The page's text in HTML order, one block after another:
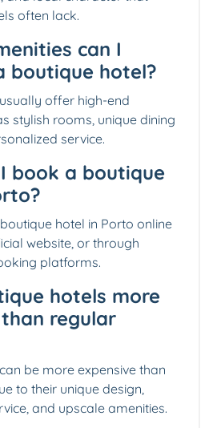
often lack.
can I
boutique hotel?
offer high-end
stylish rooms, unique dining
service.
book a boutique
hotel in Porto online
website, or through
platforms.
hotels more
regular
be more expensive than
to their unique design,
and upscale amenities.